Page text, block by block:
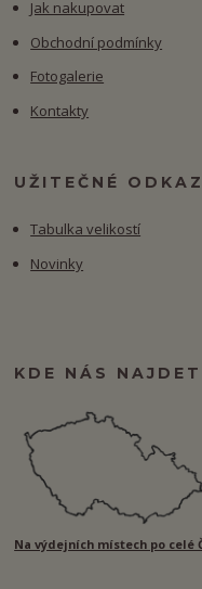
Jak nakupovat
Obchodní podmínky
Fotogalerie
Kontakty
UŽITEČNÉ
Tabulka velikostí
Novinky
KDE NÁS
Na výdejních místech po celé